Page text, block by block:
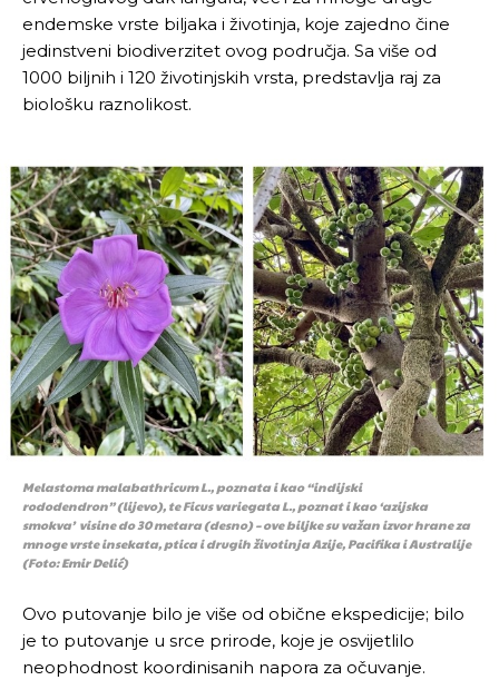
endemske vrste biljaka i životinja, koje zajedno čine
jedinstveni biodiverzitet ovog područja. Sa više od
1000 biljnih i 120 životinjskih vrsta, predstavlja raj za
biološku raznolikost.
Melastoma malabathricum L., poznata i kao “indijski
rododendron” (lijevo), te Ficus variegata L., poznat i kao ‘azijska
smokva’ visine do 30 metara (desno) – ove biljke su važan izvor hrane za
mnoge vrste insekata, ptica i drugih životinja Azije, Pacifika i Australije
(Foto: Emir Delić)
Ovo putovanje bilo je više od obične ekspedicije; bilo
je to putovanje u srce prirode, koje je osvijetlilo
neophodnost koordinisanih napora za očuvanje.